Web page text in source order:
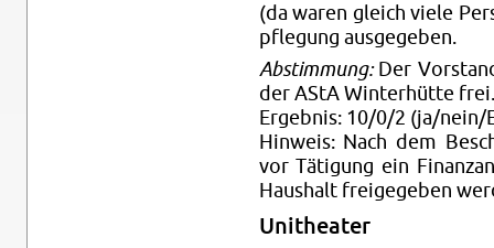
(da waren gleich viele
pfle­gung aus­ge­ge­ben.
Ab­stim­mung:Der
der AStA Win­ter­hüt­te frei.
Er­geb­nis: 10/0/2 (ja/nein/
Hin­weis: Nach dem
vor Tä­ti­gung ein
Haus­halt frei­ge­ge­ben
Unithea­ter